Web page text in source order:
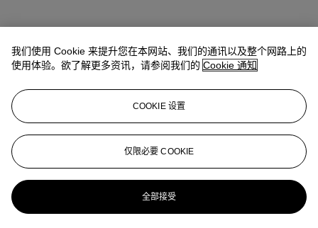
Winsy Tsang（曾慧思）SVP, Head of Department, Asia Pacific
wtsang@christies.com +852 2978 6841
登入
浏览状况报告
更多来自 典雅传承: 手袋及配饰
我们使用 Cookie 来提升您在本网站、我们的通讯以及整个网路上的
使用体验。欲了解更多资讯，请参阅我们的 Cookie 通知
COOKIE 设置
仅限必要 COOKIE
全部接受